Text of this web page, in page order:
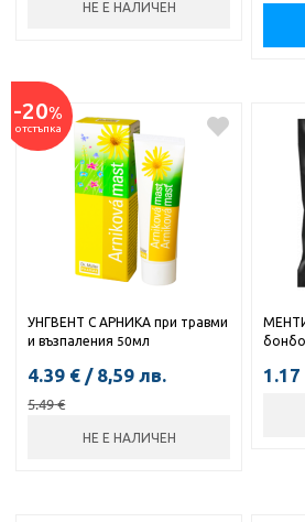
НЕ Е НАЛИЧЕН
-20%
отстъпка
УНГВЕНТ С АРНИКА при травми
и възпаления 50мл
4.39 € / 8,59 лв.
5.49€
НЕ Е НАЛИЧЕН
1.17